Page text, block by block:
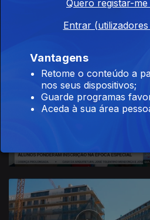
Quero registar-
Entrar
Vantagens
Retome o conteúdo a
nos seus dispositivos;
Guarde programas
Aceda à sua área